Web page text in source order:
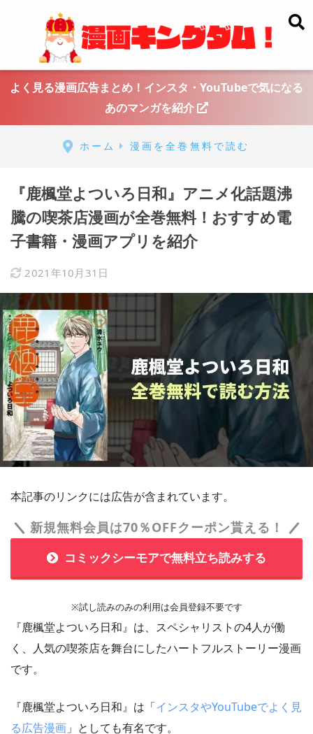
よく見る漫画広告まとめ！インスタ・YouTubeで気になる
あのマンガを紹介
ホーム 漫画を全巻無料で読む
『鹿楓堂よついろ日和』アニメ化話題沸
騰の喫茶店漫画が全巻無料！おすすめ電
子書籍・漫画アプリを紹介
2021年10月31日
本記事のリンクには広告が含まれています。
新規無料会員は70％OFFクーポン貰える！
コミックシーモアで無料立ち読みする
※試し読みのみの利用は会員登録不要です
『鹿楓堂よついろ日和』は、スペシャリストの4人が働
く、人気の喫茶店を舞台にしたハートフルストーリー漫画
です。
『鹿楓堂よついろ日和』は「インスタやYouTubeでよく見
る広告漫画 」としても有名です。